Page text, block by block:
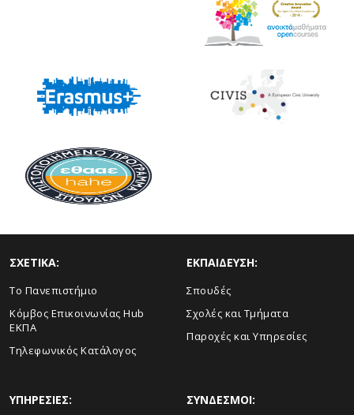
ΣΧΕΤΙΚΑ:
Το Πανεπιστήμιο
Κόμβος Επικοινωνίας Hub
ΕΚΠΑ
Τηλεφωνικός Κατάλογος
ΕΚΠΑΙΔΕΥΣΗ:
Σπουδές
Σχολές και Τμήματα
Παροχές και Υπηρεσίες
ΥΠΗΡΕΣΙΕΣ: ΣΥΝΔΕΣΜΟΙ: